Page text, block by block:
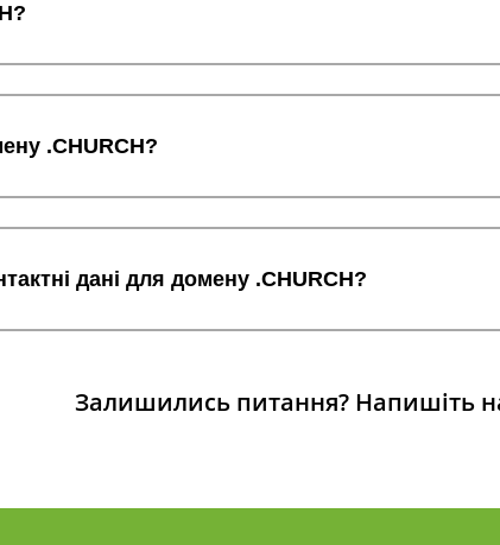
.CHURCH?
дані для домену .CHURCH?
Залишились питання? Напишіть